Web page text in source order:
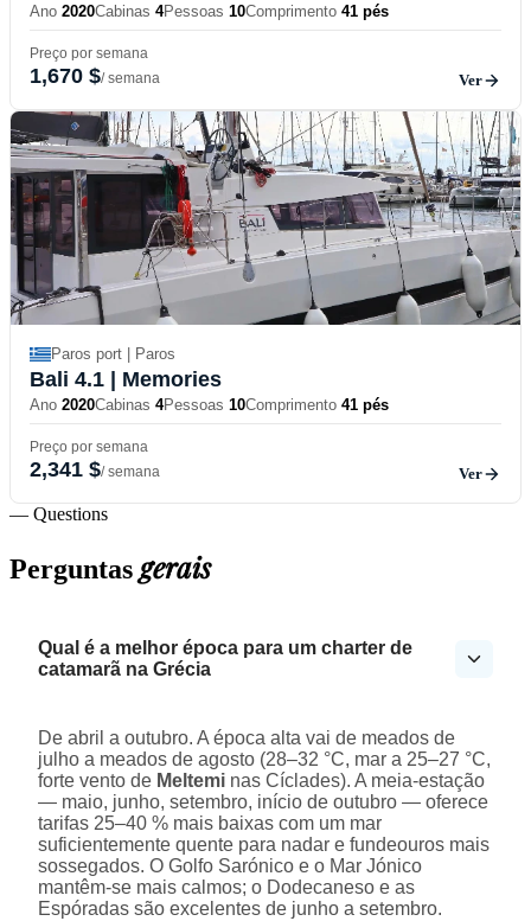
Ano 2020Cabinas 4Pessoas 10Comprimento 41 pés
Preço por semana
1,670 $/ semana Ver
Paros port | Paros
Bali 4.1 | Memories
Ano 2020Cabinas 4Pessoas 10Comprimento 41 pés
Preço por semana
2,341 $/ semana Ver
— Questions
Perguntasgerais
Qual é a melhor época para um charter de
catamarã na Grécia
De abril a outubro. A época alta vai de meados de
julho a meados de agosto (28–32 °C, mar a 25–27 °C,
forte vento de Meltemi nas Cíclades). A meia-estação
— maio, junho, setembro, início de outubro — oferece
tarifas 25–40 % mais baixas com um mar
suficientemente quente para nadar e fundeouros mais
sossegados. O Golfo Sarónico e o Mar Jónico
mantêm-se mais calmos; o Dodecaneso e as
Espóradas são excelentes de junho a setembro.